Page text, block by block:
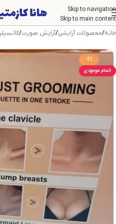
Skip to navigation
Skip to main content
خانه/محصولات آرایشی/آرایش صورت/کانسیلر
-2%
اتمام موجودی